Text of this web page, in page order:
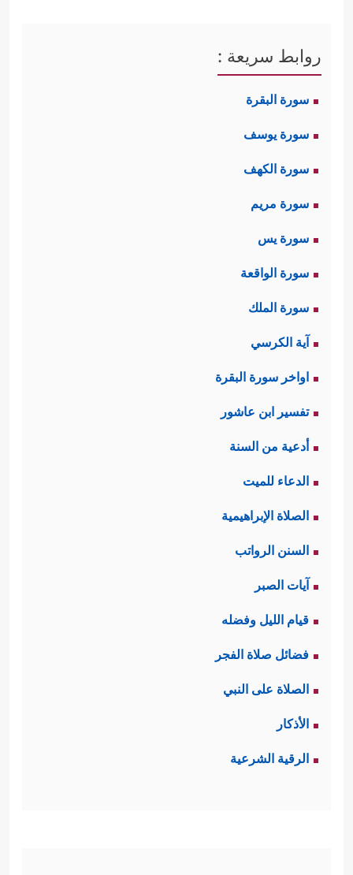
روابط سريعة :
سورة البقرة
سورة يوسف
سورة الكهف
سورة مريم
سورة يس
سورة الواقعة
سورة الملك
آية الكرسي
اواخر سورة البقرة
تفسير ابن عاشور
أدعية من السنة
الدعاء للميت
الصلاة الإبراهيمية
السنن الرواتب
آيات الصبر
قيام الليل وفضله
فضائل صلاة الفجر
الصلاة على النبي
الأذكار
الرقية الشرعية